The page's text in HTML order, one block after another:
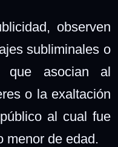
observen
subliminales o
que asocian al
o la exaltación
al cual fue
menor de edad.